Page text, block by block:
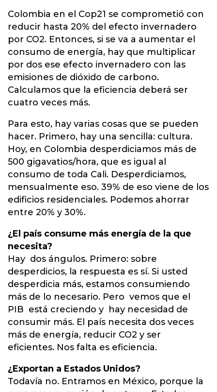
Colombia en el Cop21 se comprometió con
reducir hasta 20% del efecto invernadero
por CO2. Entonces, si se va a aumentar el
consumo de energía, hay que multiplicar
por dos ese efecto invernadero con las
emisiones de dióxido de carbono.
Calculamos que la eficiencia deberá ser
cuatro veces más.
Para esto, hay varias cosas que se pueden
hacer. Primero, hay una sencilla: cultura.
Hoy, en Colombia desperdiciamos más de
500 gigavatios/hora, que es igual al
consumo de toda Cali. Desperdiciamos,
mensualmente eso. 39% de eso viene de los
edificios residenciales. Podemos ahorrar
entre 20% y 30%.
¿El país consume más energía de la que
necesita?
Hay dos ángulos. Primero: sobre
desperdicios, la respuesta es sí. Si usted
desperdicia más, estamos consumiendo
más de lo necesario. Pero vemos que el
PIB está creciendo y hay necesidad de
consumir más. El país necesita dos veces
más de energía, reducir CO2 y ser
eficientes. Nos falta es eficiencia.
¿Exportan a Estados Unidos?
Todavía no. Entramos en México, porque la